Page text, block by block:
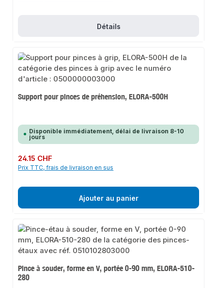
Détails
Support pour pinces de préhension, ELORA-500H
Disponible immédiatement, délai de livraison 8-10
jours
Prix régulier :
24.15 CHF
Prix TTC, frais de livraison en sus
Ajouter au panier
Pince à souder, forme en V, portée 0-90 mm, ELORA-510-
280